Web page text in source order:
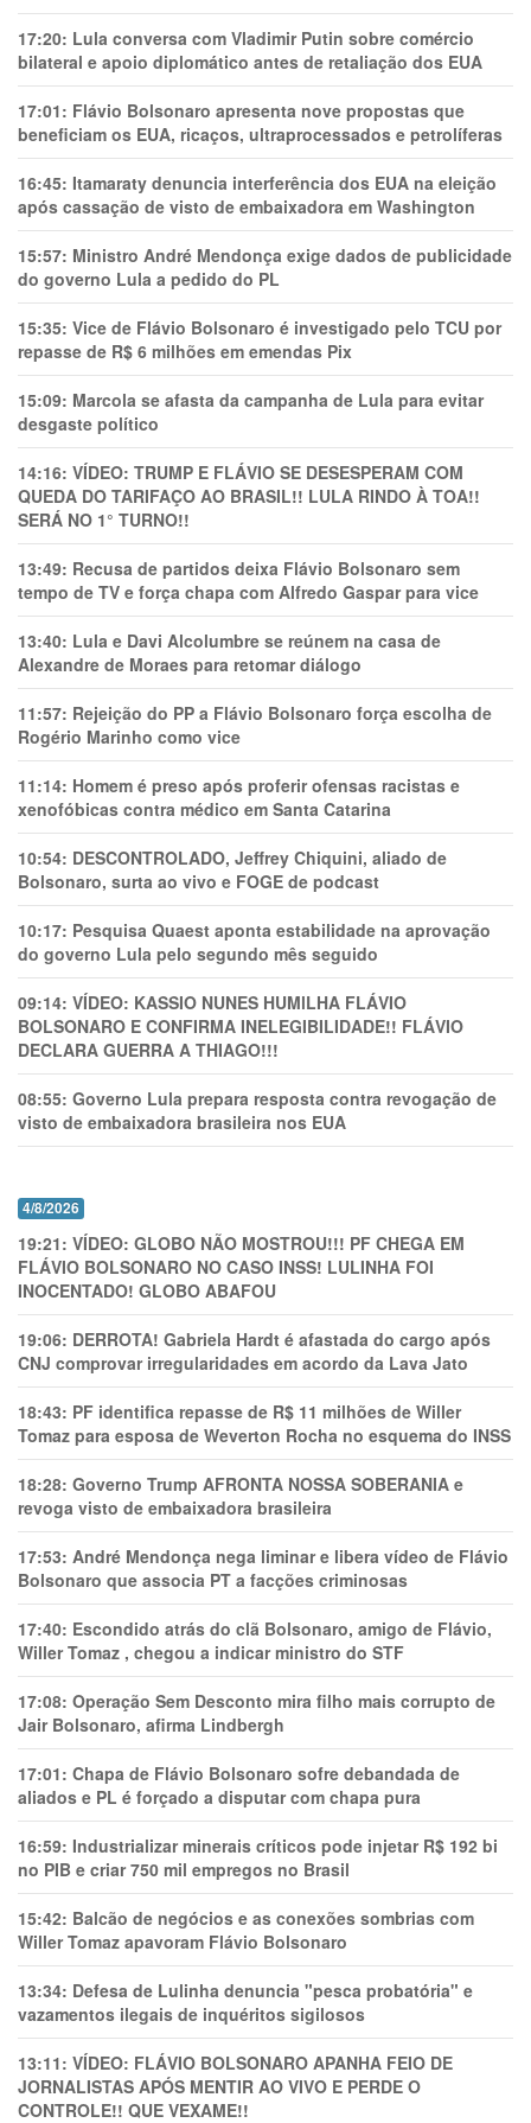
17:20: Lula conversa com Vladimir Putin sobre comércio
bilateral e apoio diplomático antes de retaliação dos EUA
17:01: Flávio Bolsonaro apresenta nove propostas que
beneficiam os EUA, ricaços, ultraprocessados e petrolíferas
16:45: Itamaraty denuncia interferência dos EUA na eleição
após cassação de visto de embaixadora em Washington
15:57: Ministro André Mendonça exige dados de publicidade
do governo Lula a pedido do PL
15:35: Vice de Flávio Bolsonaro é investigado pelo TCU por
repasse de R$ 6 milhões em emendas Pix
15:09: Marcola se afasta da campanha de Lula para evitar
desgaste político
14:16: VÍDEO: TRUMP E FLÁVIO SE DESESPERAM COM
QUEDA DO TARIFAÇO AO BRASIL!! LULA RINDO À TOA!!
SERÁ NO 1° TURNO!!
13:49: Recusa de partidos deixa Flávio Bolsonaro sem
tempo de TV e força chapa com Alfredo Gaspar para vice
13:40: Lula e Davi Alcolumbre se reúnem na casa de
Alexandre de Moraes para retomar diálogo
11:57: Rejeição do PP a Flávio Bolsonaro força escolha de
Rogério Marinho como vice
11:14: Homem é preso após proferir ofensas racistas e
xenofóbicas contra médico em Santa Catarina
10:54: DESCONTROLADO, Jeffrey Chiquini, aliado de
Bolsonaro, surta ao vivo e FOGE de podcast
10:17: Pesquisa Quaest aponta estabilidade na aprovação
do governo Lula pelo segundo mês seguido
09:14: VÍDEO: KASSIO NUNES HUMlLHA FLÁVIO
BOLSONARO E CONFIRMA INELEGIBILIDADE!! FLÁVIO
DECLARA GUERRA A THIAGO!!!
08:55: Governo Lula prepara resposta contra revogação de
visto de embaixadora brasileira nos EUA
4/8/2026
19:21: VÍDEO: GLOBO NÃO MOSTROU!!! PF CHEGA EM
FLÁVIO BOLSONARO NO CASO INSS! LULINHA FOI
INOCENTADO! GLOBO ABAFOU
19:06: DERROTA! Gabriela Hardt é afastada do cargo após
CNJ comprovar irregularidades em acordo da Lava Jato
18:43: PF identifica repasse de R$ 11 milhões de Willer
Tomaz para esposa de Weverton Rocha no esquema do INSS
18:28: Governo Trump AFRONTA NOSSA SOBERANIA e
revoga visto de embaixadora brasileira
17:53: André Mendonça nega liminar e libera vídeo de Flávio
Bolsonaro que associa PT a facções criminosas
17:40: Escondido atrás do clã Bolsonaro, amigo de Flávio,
Willer Tomaz , chegou a indicar ministro do STF
17:08: Operação Sem Desconto mira filho mais corrupto de
Jair Bolsonaro, afirma Lindbergh
17:01: Chapa de Flávio Bolsonaro sofre debandada de
aliados e PL é forçado a disputar com chapa pura
16:59: Industrializar minerais críticos pode injetar R$ 192 bi
no PIB e criar 750 mil empregos no Brasil
15:42: Balcão de negócios e as conexões sombrias com
Willer Tomaz apavoram Flávio Bolsonaro
13:34: Defesa de Lulinha denuncia "pesca probatória" e
vazamentos ilegais de inquéritos sigilosos
13:11: VÍDEO: FLÁVIO BOLSONARO APANHA FEIO DE
JORNALISTAS APÓS MENTIR AO VIVO E PERDE O
CONTROLE!! QUE VEXAME!!